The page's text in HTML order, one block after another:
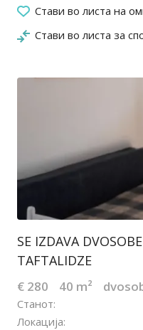
Стави во листа на
Стави во листа за
24.09.2025
SE IZDAVA
TAFTALIDZE
€ 280 40 m²
Станот
Локација